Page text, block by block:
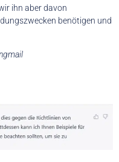
ihn aber davon
benötigen und